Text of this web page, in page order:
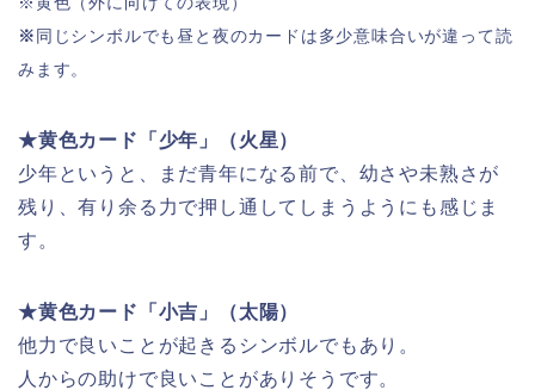
※同じシンボルでも昼と夜のカードは多少意味合いが違って読
みます。
★黄色カード「少年」（火星）
少年というと、まだ青年になる前で、幼さや未熟さが
残り、有り余る力で押し通してしまうようにも感じま
す。
★黄色カード「小吉」（太陽）
他力で良いことが起きるシンボルでもあり。
人からの助けで良いことがありそうです。